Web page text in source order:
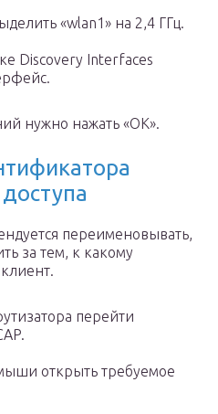
«wlan1» на 2,4 ГГц.
Discovery Interfaces
нужно нажать «ОК».
переименовывать,
за тем, к какому
перейти
открыть требуемое